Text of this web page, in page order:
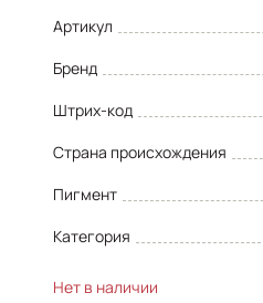
Артикул
Бренд
Штрих-код
Страна происхождения
Пигмент
Категория
Нет в наличии